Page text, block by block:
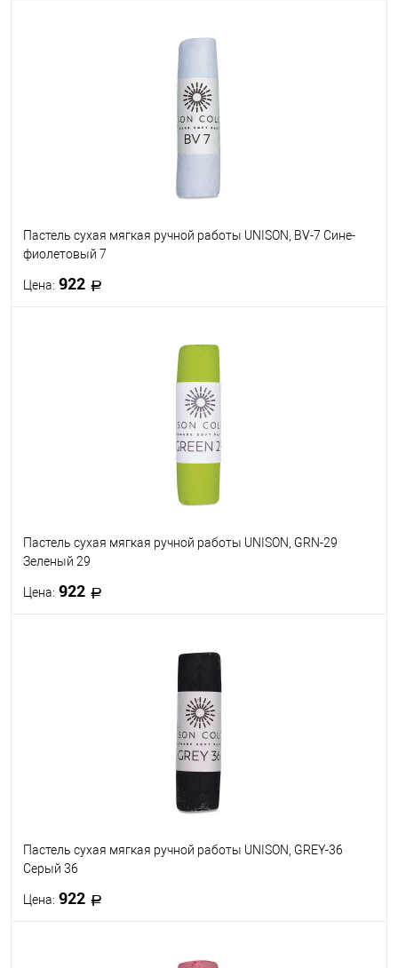
Пастель сухая мягкая ручной работы UNISON, BV-7 Сине-
фиолетовый 7
Цена: 922
Пастель сухая мягкая ручной работы UNISON, GRN-29
Зеленый 29
Цена: 922
Пастель сухая мягкая ручной работы UNISON, GREY-36
Серый 36
Цена: 922